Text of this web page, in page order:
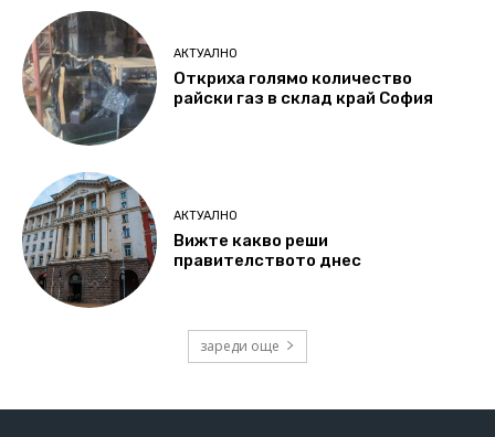
АКТУАЛНО
Откриха голямо количество
райски газ в склад край София
АКТУАЛНО
Вижте какво реши
правителството днес
зареди още